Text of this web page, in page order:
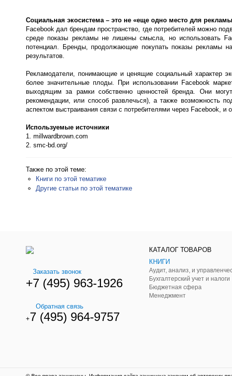
Социальная экосистема – это не «еще одно место для
Facebook дал брендам пространство, где потребителей можно
среде показы рекламы не лишены смысла, но использовать
потенциал. Бренды, продолжающие покупать показы рекламы
результатов.
Рекламодатели, понимающие и ценящие социальный характер
более значительные плоды. При использовании Facebook
выходящим за рамки собственно ценностей бренда. Они
рекомендации, или способ развлечься), а также возможность
аспектом выстраивания связи с потребителями через Facebook, и
Используемые источники
1. millwardbrown.com
2. smc-bd.org/
Также по этой теме:
Книги по этой тематике
Другие статьи по этой тематике
Заказать звонок
+7 (495) 963-1926
Обратная связь
+7 (495) 964-9757
КАТАЛОГ ТОВАРОВ
КНИГИ
Бухгалтерский учет и налоги
Бюджетная сфера
Менеджмент